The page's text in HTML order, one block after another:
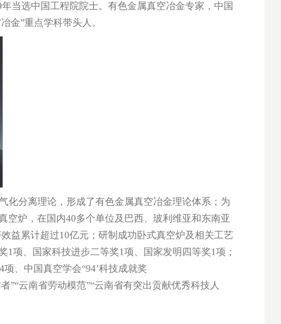
当选中国工程院院士。有色金属真空冶金专家，中国
金”重点学科带头人。
分离理论，形成了有色金属真空冶金理论体系；为
炉，在国内40多个单位及巴西、玻利维亚和东南亚
益累计超过10亿元；研制成功卧式真空炉及相关工艺
项、国家科技进步二等奖1项、国家发明四等奖1项；
、中国真空学会“94’科技成就奖
”“云南省劳动模范”“云南省有突出贡献优秀科技人